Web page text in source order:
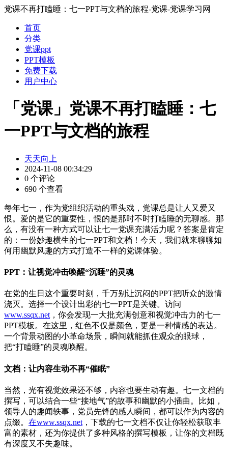
党课不再打瞌睡：七一PPT与文档的旅程-党课-党课学习网
首页
分类
党课ppt
PPT模板
免费下载
用户中心
「党课」党课不再打瞌睡：七
一PPT与文档的旅程
天天向上
2024-11-08 00:34:29
0 个评论
690 个查看
每年七一，作为党组织活动的重头戏，党课总是让人又爱又
恨。爱的是它的重要性，恨的是那时不时打瞌睡的无聊感。那
么，有没有一种方式可以让七一党课充满活力呢？答案是肯定
的：一份妙趣横生的七一PPT和文档！今天，我们就来聊聊如
何用幽默风趣的方式打造不一样的党课体验。
PPT：让视觉冲击唤醒“沉睡”的灵魂
在党的生日这个重要时刻，千万别让沉闷的PPT把听众的激情
浇灭。选择一个设计出彩的七一PPT是关键。访问
www.ssqx.net，你会发现一大批充满创意和视觉冲击力的七一
PPT模板。在这里，红色不仅是颜色，更是一种情感的表达。
一个背景动图的小革命场景，瞬间就能抓住观众的眼球，
把“打瞌睡”的灵魂唤醒。
文档：让内容生动不再“催眠”
当然，光有视觉效果还不够，内容也要生动有趣。七一文档的
撰写，可以结合一些“接地气”的故事和幽默的小插曲。比如，
领导人的趣闻轶事，党员先锋的感人瞬间，都可以作为内容的
点缀。 在www.ssqx.net ，下载的七一文档不仅让你轻松获取丰
富的素材，还为你提供了多种风格的撰写模板，让你的文档既
有深度又不失趣味。